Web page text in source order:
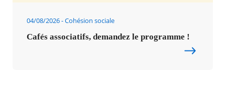
04/08/2026 Cohésion sociale
Cafés associatifs, demandez le programme !